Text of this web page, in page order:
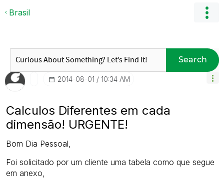
Brasil
Search
‎2014-08-01 10:34 AM
Calculos Diferentes em cada
dimensão! URGENTE!
Bom Dia Pessoal,
Foi solicitado por um cliente uma tabela como que segue
em anexo,